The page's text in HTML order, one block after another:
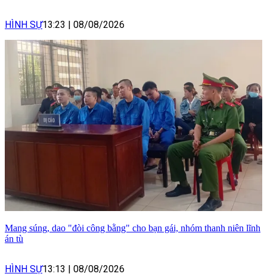
HÌNH SỰ13:23 | 08/08/2026
Mang súng, dao "đòi công bằng" cho bạn gái, nhóm thanh niên lĩnh
án tù
HÌNH SỰ13:13 | 08/08/2026